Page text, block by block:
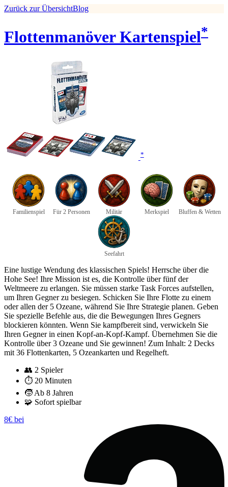
Zurück zur ÜbersichtBlog
Flottenmanöver Kartenspiel*
*
Familienspiel Für 2 Personen Militär Merkspiel Bluffen & Wetten
Seefahrt
Eine lustige Wendung des klassischen Spiels! Herrsche über die
Hohe See! Ihre Mission ist es, die Kontrolle über fünf der
Weltmeere zu erlangen. Sie müssen starke Task Forces aufstellen,
um Ihren Gegner zu besiegen. Schicken Sie Ihre Flotte zu einem
oder allen der 5 Ozeane, während Sie Ihre Strategie planen. Geben
Sie spezielle Befehle aus, die die Bewegungen Ihres Gegners
blockieren könnten. Wenn Sie kampfbereit sind, verwickeln Sie
Ihren Gegner in einen Kopf-an-Kopf-Kampf. Übernehmen Sie die
Kontrolle über 3 Ozeane und Sie gewinnen! Zum Inhalt: 2 Decks
mit 36 Flottenkarten, 5 Ozeankarten und Regelheft.
👥 2 Spieler
⏱️ 20 Minuten
🧒 Ab 8 Jahren
🧩 Sofort spielbar
8€ bei